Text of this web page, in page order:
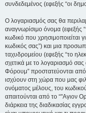
συνδεδεμένος (εφεξής “οι
Ο λογαριασμός σας θα
αναγνωρίσιμο όνομα (εφεξής
κωδικό που χρησιμοποιείται
κωδικός σας”) και μια
ταχυδρομείου (εφεξής “το
σχετικά με το λογαριασμό
Φόρουμ” προστατεύονται
ισχύουν στη χώρα που μας
ονόματος μέλους, του
απαιτούνται από το “"Αγιον
διάρκεια της διαδικασίας